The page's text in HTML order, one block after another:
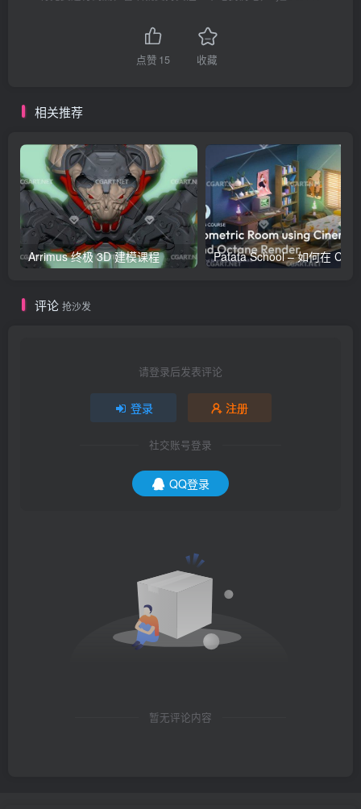
点赞 15 收藏
相关推荐
Arrimus 终极 3D 建模课程
评论 抢沙发
请登录后发表评论
登录 注册
社交账号登录
QQ登录
暂无评论内容